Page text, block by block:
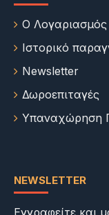
Ο
Ιστορικό
Newsletter
Δωροεπιταγές
Υπαναχώρηση
NEWSLETTER